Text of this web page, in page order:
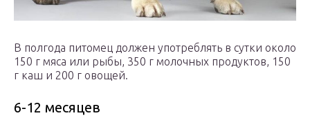
В полгода питомец должен употреблять в сутки около
150 г мяса или рыбы, 350 г молочных продуктов, 150
г каш и 200 г овощей.
6-12 месяцев